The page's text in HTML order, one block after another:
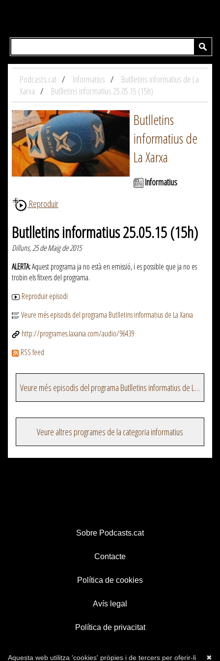
Podcasts.cat Informatius
Butlletins informatius de La
Xarxa
Butlletins informatius 25.05.15 (15h)
Butlletins
informatius de
La Xarxa
Informatius
Reproduir
Butlletins informatius 25.05.15 (15h)
Dilluns, 25 de Maig de 2015
ALERTA:Aquest programa ja no està en emissió, i es possible que ja no es
trobin els fitxers del programa.
Reproduir episodi
Veure més episodis del programa Butlletins informatius de La Xarxa
http://programes.laxarxa.com/audio/96439
RSS feed
Veure més episodis del programa Butlletins informatius de La Xarxa
Veure altres programes de la categoria informatius
Sobre Podcasts.cat
Contacte
Política de cookies
Avís legal
Política de privacitat
✖
Aquesta web utilitza 'cookies' pròpies i de tercers per oferir-li